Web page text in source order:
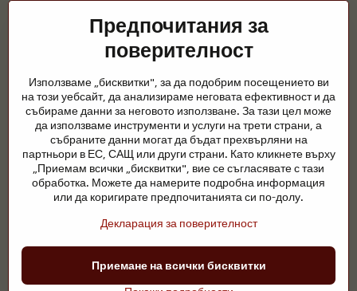
Градинските езера са красиво допълнение към всеки екстериор
и създават хармонична среда за релаксация и живот на водните
животни. Правилната технология, филтрацията и редовната
през цялата година. Също толкова важна е грижата за
животните, които са част от нашия живот.
Конете се нуждаят от висококачествени конски принадлежности,
правилно хранене и отговорни грижи, за да бъдат здрави, силни
и доволни. Независимо дали става въпрос за екипировка за
ездачи, развъдчици или любители на природата, целта е да се
създаде среда, която подкрепя естествения баланс,
©2026Авторско право
Предпочитания за поверителностДекларация за поверителност
Предпочитания за
поверителност
Използваме „бисквитки", за да подобрим посещението ви
на този уебсайт, да анализираме неговата ефективност и да
събираме данни за неговото използване. За тази цел може
да използваме инструменти и услуги на трети страни, а
събраните данни могат да бъдат прехвърляни на
партньори в ЕС, САЩ или други страни. Като кликнете върху
„Приемам всички „бисквитки", вие се съгласявате с тази
обработка. Можете да намерите подробна информация
или да коригирате предпочитанията си по-долу.
Декларация за поверителност
Приемане на всички бисквитки